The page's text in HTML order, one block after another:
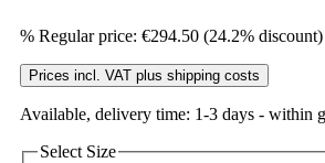
% Regular price: €294.50 (24.2% discount)
Prices incl. VAT plus shipping costs
Available, delivery time: 1-3 days - within
Select Size